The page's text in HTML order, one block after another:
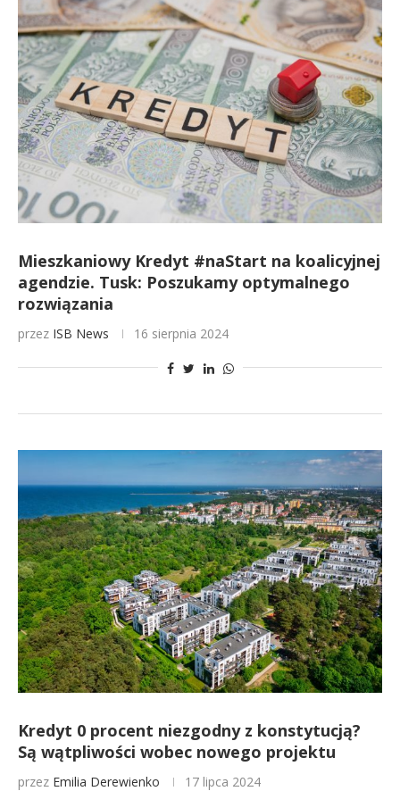
Mieszkaniowy Kredyt #naStart na koalicyjnej
agendzie. Tusk: Poszukamy optymalnego
rozwiązania
przez ISB News 16 sierpnia 2024
Kredyt 0 procent niezgodny z konstytucją?
Są wątpliwości wobec nowego projektu
przez Emilia Derewienko 17 lipca 2024